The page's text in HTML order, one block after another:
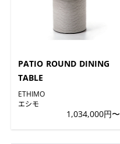
PATIO ROUND DINING
TABLE
ETHIMO
エシモ
1,034,000円〜